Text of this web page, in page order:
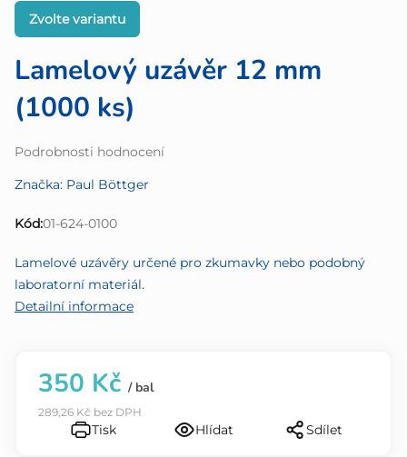
Lamelový uzávěr 12 mm
(1000 ks)
Průměrné
produktu
0,0
Podrobnosti hodnocení
Značka: Paul Böttger
Kód:01-624-0100
Zvolte variantu
Lamelové uzávěry určené pro zkumavky nebo podobný
laboratorní materiál.
Detailní informace
350 Kč / bal
289,26 Kč bez DPH
Tisk Hlídat Sdílet